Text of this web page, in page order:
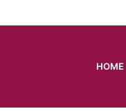
HOME